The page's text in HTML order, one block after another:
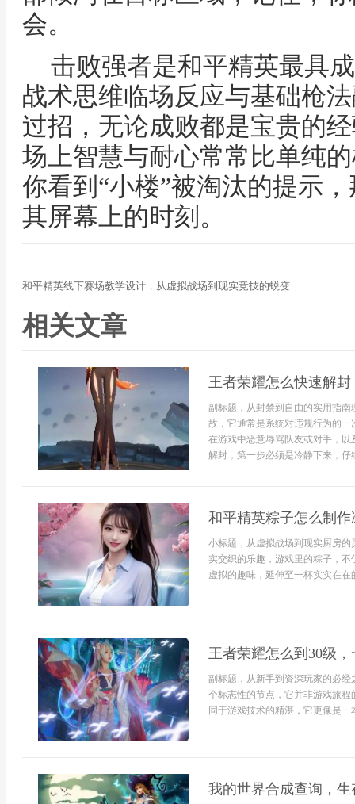
会。
击败强者是和平精英最具
战术思维临场反应与基础枪
过招，无论成败都是宝贵的
场上智慧与耐心常常比单纯
你看到“小楼”被淘汰的提示
其屏幕上的时刻。
和平精英线下赛场教学设计，从虚拟战场到现实竞技的蜕变
相关文章
王者荣耀怎么快速解
副标题，从封禁到自由的实用指
故，它通常是系统对违规行为的
在游戏中恶意辱骂队友或对手，
解封，第一步必须是冷静下来，
和平精英粽子怎么制
小标题，从虚拟战场到现实厨房
实交织的乐趣，游戏里的粽子，
虚拟的趣味，延伸至一杯实实在
王者荣耀怎么到30级
副标题，从新手到资深玩家的必
个标志性的节点，它并非游戏旅
同于游戏技术的精湛，它更像是一
我的世界合成查询，